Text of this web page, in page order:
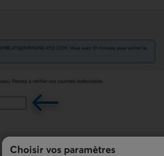
Choisir vos paramètres